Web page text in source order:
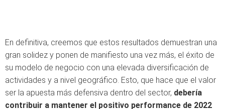
En definitiva, creemos que estos resultados demuestran una
gran solidez y ponen de manifiesto una vez más, el éxito de
su modelo de negocio con una elevada diversificación de
actividades y a nivel geográfico. Esto, que hace que el valor
ser la apuesta más defensiva dentro del sector, debería
contribuir a mantener el positivo performance de 2022